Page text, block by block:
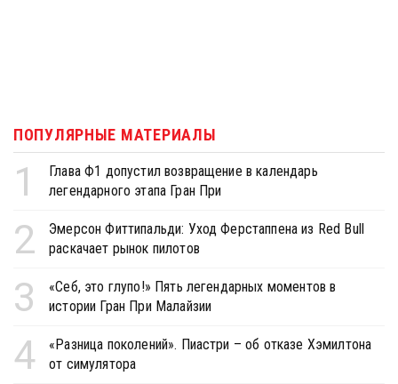
ПОПУЛЯРНЫЕ МАТЕРИАЛЫ
1
Глава Ф1 допустил возвращение в календарь
легендарного этапа Гран При
2
Эмерсон Фиттипальди: Уход Ферстаппена из Red Bull
раскачает рынок пилотов
3
«Себ, это глупо!» Пять легендарных моментов в
истории Гран При Малайзии
4
«Разница поколений». Пиастри – об отказе Хэмилтона
от симулятора